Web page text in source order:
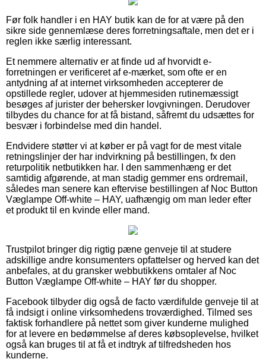
Før folk handler i en HAY butik kan de for at være på den
sikre side gennemlæse deres forretningsaftale, men det er i
reglen ikke særlig interessant.
Et nemmere alternativ er at finde ud af hvorvidt e-
forretningen er verificeret af e-mærket, som ofte er en
antydning af at internet virksomheden accepterer de
opstillede regler, udover at hjemmesiden rutinemæssigt
besøges af jurister der behersker lovgivningen. Derudover
tilbydes du chance for at få bistand, såfremt du udsættes for
besvær i forbindelse med din handel.
Endvidere støtter vi at køber er på vagt for de mest vitale
retningslinjer der har indvirkning på bestillingen, fx den
returpolitik netbutikken har. I den sammenhæng er det
samtidig afgørende, at man stadig gemmer ens ordremail,
således man senere kan eftervise bestillingen af Noc Button
Væglampe Off-white – HAY, uafhængig om man leder efter
et produkt til en kvinde eller mand.
Trustpilot bringer dig rigtig pæne genveje til at studere
adskillige andre konsumenters opfattelser og herved kan det
anbefales, at du gransker webbutikkens omtaler af Noc
Button Væglampe Off-white – HAY før du shopper.
Facebook tilbyder dig også de facto værdifulde genveje til at
få indsigt i online virksomhedens troværdighed. Tilmed ses
faktisk forhandlere på nettet som giver kunderne mulighed
for at levere en bedømmelse af deres købsoplevelse, hvilket
også kan bruges til at få et indtryk af tilfredsheden hos
kunderne.